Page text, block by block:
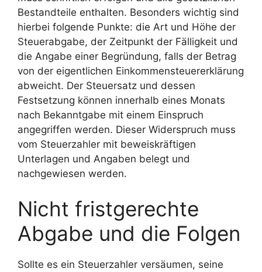
Bestandteile enthalten. Besonders wichtig sind
hierbei folgende Punkte: die Art und Höhe der
Steuerabgabe, der Zeitpunkt der Fälligkeit und
die Angabe einer Begründung, falls der Betrag
von der eigentlichen Einkommensteuererklärung
abweicht. Der Steuersatz und dessen
Festsetzung können innerhalb eines Monats
nach Bekanntgabe mit einem Einspruch
angegriffen werden. Dieser Widerspruch muss
vom Steuerzahler mit beweiskräftigen
Unterlagen und Angaben belegt und
nachgewiesen werden.
Nicht fristgerechte
Abgabe und die Folgen
Sollte es ein Steuerzahler versäumen, seine